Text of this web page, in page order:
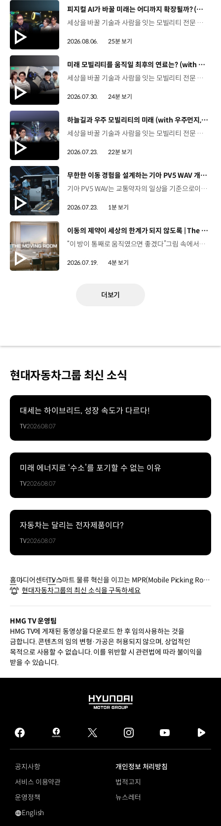
[동영상]
피지컬 AI가 바꿀 미래는 어디까지 확장될까? (with 카이스트 김대식 교수) | 현대진행형 팟캐스트 EP. 22
세상을 바꿀 기술과 사람을 잇는 모빌리티 전문 팟캐스트, 현대진행형. 🔊과학커뮤니케이터 이독실, 여도은 앵커‬,그리고 카이스트 김대식 교수와 함께했습니다. 이제는 AI가 물건을 옮기고, 사람을 돕고, 함께 일하는 시대! 스물두 번째 에피소드에서는 몸을 가진 AI, ‘피지컬 AI’를 주제로휴머노이드가 사람을 닮은 이유부터 산업과 일상에 가져올 변화,그리고 현대자동차그룹이 준비하는 피지컬 AI의 미래까지 이야기합니다. 화면 밖을 나와 몸을 갖게 된 AI, 우리의 일상은 어떻게 달라질까요?현대진행형 22편에서 확인해 보세요. 현대진행형 팟빵 ▶현대진행형 애플 팟캐스트 ▶현대진행형 스포티파이 ▶ 00:00 하이라이트00:37 출연진 소개01:00 몸을 가진 AI, 피지컬 AI란?01:31 10년 만에 달라진 휴머노이드 기술02:42 도구로 능력을 확장해 온 인간04:51 인간의 의지까지 확장하는 AI05:30 휴머노이드는 왜 사람을 닮았을까?07:18 휴머노이드 개발에 남은 가장 큰 과제07:31 인간의 손과 다른 아틀라스의 손08:36 피지컬 AI가 가장 먼저 필요한 분야09:32 AI 시대, 노동의 의미는 달라질까?12:13 아직 1%도 시작하지 않은 피지컬 AI16:28 현대자동차그룹이 준비해 온 피지컬 AI17:31 미래 모빌리티는 어떤 모습일까?19:14 현대자동차그룹이 가진 풀스택 경쟁력20:10 피지컬 AI의 성능을 결정하는 모션 데이터22:49 휴머노이드와 함께 일하는 시대23:51 클로징 *본 영상에 포함된 참여자의 의견은 현대자동차그룹의 공식 입장과 다를 수 있습니다. #현대자동차그룹 #현대진행형 #모빌리티팟캐스트 #피지컬AI #휴머노이드 #보스턴다이나믹스 #아틀라스 #미래모빌리티 #모빌리티 #팟캐스트
2026.08.06. 25분 보기
[동영상]
미래 모빌리티를 움직일 최후의 연료는? (with 우주먼지, 항성) | 현대진행형 팟캐스트 EP. 21
세상을 바꿀 기술과 사람을 잇는 모빌리티 전문 팟캐스트, 현대진행형. 🔊 과학커뮤니케이터 이독실, 여도은 앵커,그리고 천문학자 우주먼지, 과학커뮤니케이터 항성과 함께했습니다. 휘발유부터 전기차, 수소전기차, 하이브리드까지미래 모빌리티를 움직일 연료는 무엇일까요? 스물한 번째 에피소드에서는 자동차의 '연료'를 주제로다양한 에너지가 만들어갈 미래 모빌리티 라이프스타일을 이야기합니다. 연료가 바뀌면 자동차도, 우리의 이동 방식도 달라지지 않을까요?현대진행형 21편에서 확인해 보세요. 현대진행형 팟빵▶ 현대진행형 애플 팟캐스트▶현대진행형 스포티파이▶ 00:00 하이라이트00:21 인트로 / 자기소개00:58 자동차의 성격, 무엇으로 결정될까?03:38 연료란, 자동차의 성격을 결정하는 DNA04:24 휘발유는 어떻게 연료 경쟁에서 살아남았을까06:09 휘발유의 과거와 현재, 유연휘발유 속 납성분07:02 지구를 납으로 오염시키던 유연휘발유가 사라진 이유08:47 달리는 전자제품이 된 자동차, SDV 시대로의 전환09:46 '기계공학' 시스템에서 '소프트웨어'로 변화하는 모빌리티11:18 친환경차 시대가 오기까지의 기술적 과제11:43 전기차 배터리가 풀어야 할 숙제12:25 배터리를 관리하는 BMS 기술13:51 수소전기차, 인프라가 먼저일까 수요가 먼저일까?14:23 수소가 청정 연료로 주목받는 이유15:08 우주에서 가장 흔한 원소, 수소 생산과 운송의 현실적인 과제16:49 수소가 필요한 모빌리티는 따로 있다18:21 하이브리드가 대세인 시대, 그 이유는? 19:26 하이브리드는 연료 과도기를 견디게 해주는 기술21:44 전기·수소·하이브리드를 함께 준비하는 멀티 파워트레인 전략이란?23:30 클로징 *본 영상에 포함된 참여자의 의견은 현대자동차그룹의 공식 입장과 다를 수 있습니다. #현대자동차그룹 #현대진행형 #모빌리티팟캐스트 #전기차 #수소전기차 #연료 #에너지 #미래모빌리티 #모빌리티 #팟캐스트
2026.07.30. 24분 보기
[동영상]
하늘길과 우주 모빌리티의 미래 (with 우주먼지, 항성) | 현대진행형 팟캐스트 EP. 20
세상을 바꿀 기술과 사람을 잇는 모빌리티 전문 팟캐스트, 현대진행형. 🔊 과학커뮤니케이터 이독실, 여도은 앵커,그리고 천문학자 우주먼지, 과학커뮤니케이터 항성과 함께했습니다. 우주정거장을 거쳐 뉴욕으로 향하는 미래를 상상해본 적 있나요?스무 번째 에피소드에서는 하늘 위 교통 체계와 이동 수단의 모습,그리고 지상을 넘어 우주로 확장되는 모빌리티의 가능성까지 살펴봅니다. 하늘길이 열리면 우리의 일상은 어떻게 달라질지,현대진행형 20편에서 확인해 보세요. 현대진행형 팟빵▶현대진행형 애플 팟캐스트▶현대진행형 스포티파이▶ 00:00 하이라이트00:24 인트로 / 자기소개00:47 하늘길의 교통은 어떻게 다를까02:33 하늘의 교통 관제 시스템03:10 하늘을 나는 자동차의 모습은?05:10 미래 하늘길의 동력원과 연료06:42 휘발유 대신 항공유가 쓰일 가능성07:18 자동차에서 모빌리티로의 변화08:13 하늘길 시대의 도로와 도시10:02 우주 모빌리티는 어디까지 가능할까12:18 우주를 경험하는 미래12:57 우주로 확장되는 모빌리티13:30 하늘과 우주에서 좋은 차의 기준은?14:54 우주 관광은 누구나 가능할까16:35 현대로템과 한국 우주 산업의 미래18:37 미래 모빌리티가 바꿀 우리의 일상 *본 영상에 포함된 참여자의 의견은 현대자동차그룹의 공식 입장과 다를 수 있습니다. #현대자동차그룹 #현대진행형 #모빌리티팟캐스트 #UAM #스카이모빌리티 #하늘길 #자율주행 #우주 #우주항공 #모빌리티 #팟캐스트
2026.07.23. 22분 보기
[동영상]
무한한 이동 경험을 설계하는 기아 PV5 WAV 개발 스토리 | The Moving Room
기아 PV5 WAV는 교통약자의 일상을 기준으로이동 과정을 다시 설계했습니다. 탑승자의 목적에 맞게 확장되는 모빌리티, PV5 WAV 개발 스토리를 영상으로 확인해 보세요. #현대자동차그룹 #TheMovingRoom #기아 #PV5 #PV5WAV #PBV #목적기반모빌리티
2026.07.23. 1분 보기
[동영상]
이동의 제약이 세상의 한계가 되지 않도록 | The Moving Room
“이 방이 통째로 움직였으면 좋겠다”그림 속에서만 그리던 여행이 현실이 되기까지 기아 PV5 WAV는 필요한 의료 장비를 싣고가족과 한 공간에서 함께 떠날 수 있도록이동의 경험을 다시 설계했습니다. 같은 풍경을 보고, 같은 순간을 나누는 일현대자동차그룹은 모두를 위한 이동을 만들어갑니다. #현대자동차그룹 #TheMovingRoom #PV5 #기아 #목적기반모빌리티 #PV5WAV #PBV
2026.07.19. 4분 보기
더보기
현대자동차그룹 최신 소식
대세는 하이브리드, 성장 속도가 다르다!
TV2026.08.07
미래 에너지로 ‘수소’를 포기할 수 없는 이유
TV2026.08.07
자동차는 달리는 전자제품이다?
TV2026.08.07
홈미디어센터TV스마트 물류 혁신을 이끄는 MPR(Mobile Picking Rob
ot) | 현대자동차그룹 이포레스트 테크데이
현대자동차그룹의 최신 소식을 구독하세요
HMG TV 운영팀
HMG TV에 게재된 동영상을 다운로드 한 후 임의사용하는 것을
금합니다. 콘텐츠의 임의 변형·가공은 허용되지 않으며, 상업적인
목적으로 사용할 수 없습니다. 이를 위반할 시 관련법에 따라 불이익을
받을 수 있습니다.
HYUNDAI
GROUP
facebook
hmg
journal
twitter instagram
tv
공지사항
개인정보 처리방침
서비스 이용약관
법적고지
운영정책
뉴스레터
영문 사이트로 이동
English